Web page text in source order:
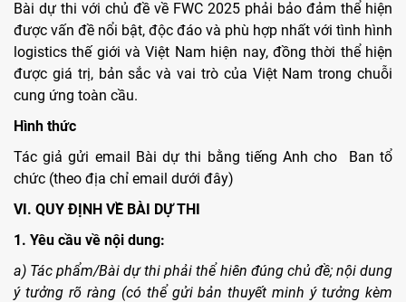
Bài dự thi với chủ đề về FWC 2025 phải bảo đảm thể hiện
được vấn đề nổi bật, độc đáo và phù hợp nhất với tình hình
logistics thế giới và Việt Nam hiện nay, đồng thời thể hiện
được giá trị, bản sắc và vai trò của Việt Nam trong chuỗi
cung ứng toàn cầu.
Hình thức
Tác giả gửi email Bài dự thi bằng tiếng Anh cho Ban tổ
chức (theo địa chỉ email dưới đây)
VI. QUY ĐỊNH VỀ BÀI DỰ THI
1. Yêu cầu về nội dung:
a) Tác phẩm/Bài dự thi phải thể hiên đúng chủ đề; nội dung
ý tưởng rõ ràng (có thể gửi bản thuyết minh ý tưởng kèm